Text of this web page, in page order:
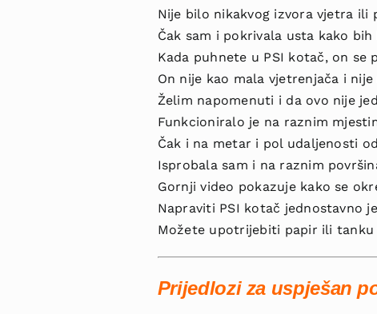
Nije bilo nikakvog izvora vjetra ili
Čak sam i pokrivala usta kako bih
Kada puhnete u PSI kotač, on
On nije kao mala vjetrenjača i
Želim napomenuti i da ovo nije
Funkcioniralo je na raznim
Čak i na metar i pol udaljenosti
Isprobala sam i na raznim
Gornji video pokazuje kako se
Napraviti PSI kotač jednostavno
Možete upotrijebiti papir ili tanku
Prijedlozi za uspješan